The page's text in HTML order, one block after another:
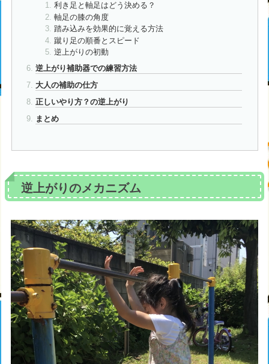
利き足と軸足はどう決める？
軸足の膝の角度
踏み込みを効果的に覚える方法
蹴り足の順番とスピード
逆上がりの初動
逆上がり補助器での練習方法
大人の補助の仕方
正しいやり方？の逆上がり
まとめ
逆上がりのメカニズム